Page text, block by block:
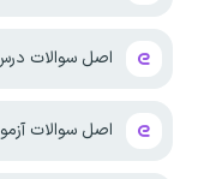
اصل سوالات
اصل سوالات